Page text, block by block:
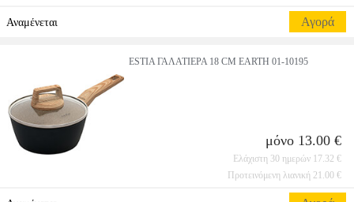
Αναμένεται Αγορά
ESTIA ΓΑΛΑΤΙΕΡΑ 18 CM EARTH 01-10195
μόνο 13.00 €
Ελάχιστη 30 ημερών 17.32 €
Προτεινόμενη λιανική 21.00 €